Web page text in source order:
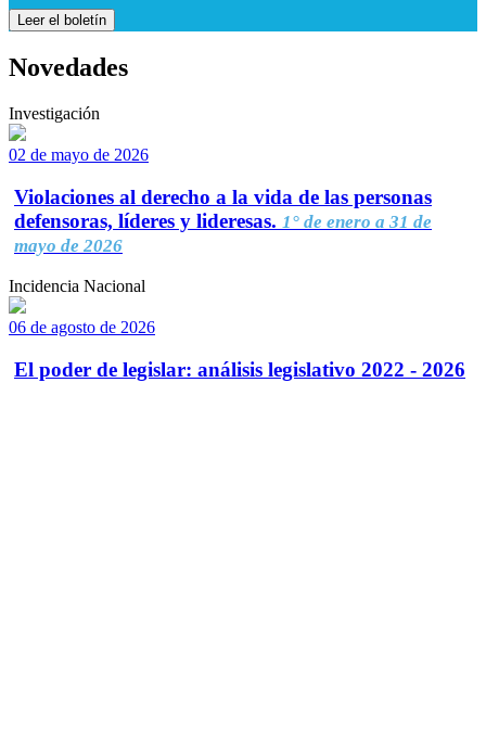
Leer el boletín
Novedades
Investigación
02 de mayo de 2026
Violaciones al derecho a la vida de las personas
defensoras, líderes y lideresas. 1° de enero a 31 de
mayo de 2026
Incidencia Nacional
06 de agosto de 2026
El poder de legislar: análisis legislativo 2022 - 2026